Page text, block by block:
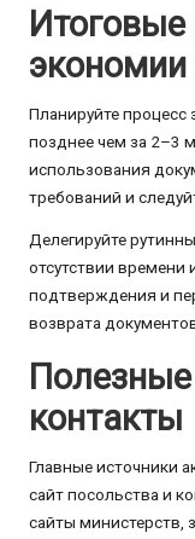
Планируйте процесс
позднее чем за 2–3
использования
требований и
Делегируйте
отсутствии времени
подтверждения и
возврата
контакты
Главные источники
сайт посольства и
сайты министерств,